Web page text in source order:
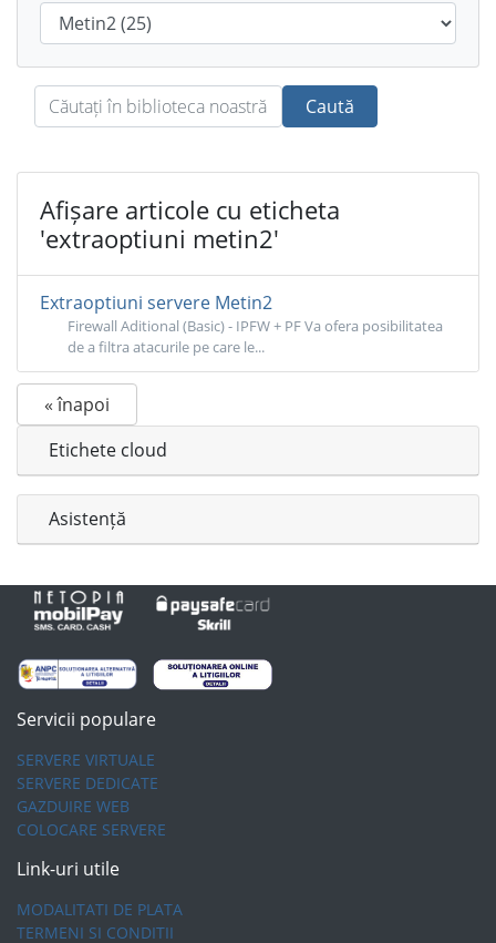
Caută
Afișare articole cu eticheta
'extraoptiuni metin2'
Extraoptiuni servere Metin2
Firewall Aditional (Basic) - IPFW + PF Va ofera posibilitatea
de a filtra atacurile pe care le...
« înapoi
Etichete cloud
Asistență
Servicii populare
SERVERE VIRTUALE
SERVERE DEDICATE
GAZDUIRE WEB
COLOCARE SERVERE
Link-uri utile
MODALITATI DE PLATA
TERMENI SI CONDITII